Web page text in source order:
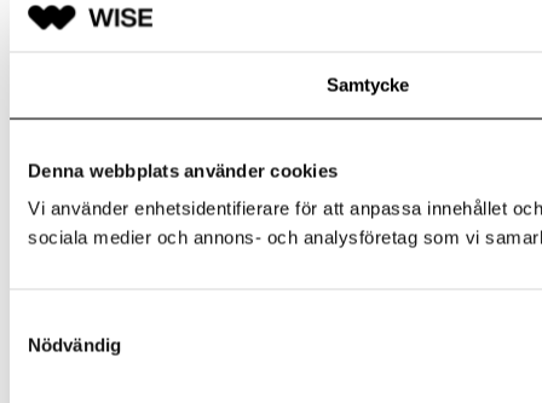
Samtycke
Denna webbplats använder cookies
Vi använder enhetsidentifierare för att anpassa innehållet
sociala medier och annons- och analysföretag som vi
Nödvändig